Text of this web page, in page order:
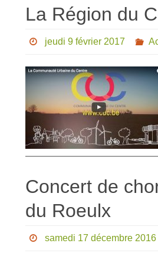
La Région du
jeudi 9 février 2017
Concert de
du Roeulx
samedi 17 décembre 2016